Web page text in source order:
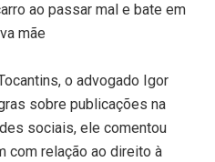
ao passar mal e bate em
mãe
o advogado Igor
sobre publicações na
sociais, ele comentou
com relação ao direito à